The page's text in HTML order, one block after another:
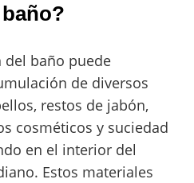
del baño puede
de diversos
restos de jabón,
cosméticos y suciedad
en el interior del
Estos materiales